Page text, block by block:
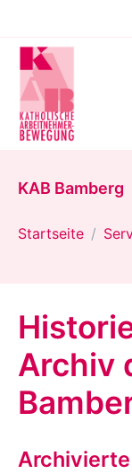
springen
KAB Bamberg
Startseite
Archiv